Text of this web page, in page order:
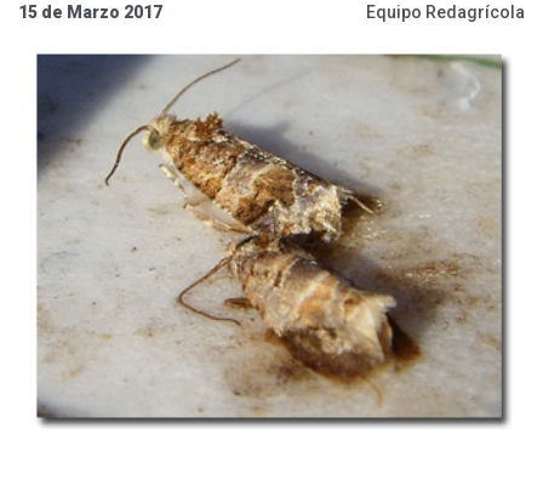
15 de Marzo 2017 Equipo Redagrícola